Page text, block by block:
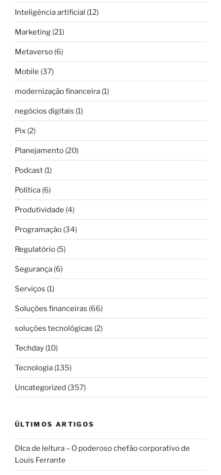
Inteligência artificial (12)
Marketing (21)
Metaverso (6)
Mobile (37)
modernização financeira (1)
negócios digitais (1)
Pix (2)
Planejamento (20)
Podcast (1)
Política (6)
Produtividade (4)
Programação (34)
Regulatório (5)
Segurança (6)
Serviços (1)
Soluções financeiras (66)
soluções tecnológicas (2)
Techday (10)
Tecnologia (135)
Uncategorized (357)
ÚLTIMOS ARTIGOS
DIca de leitura – O poderoso chefão corporativo de
Louis Ferrante